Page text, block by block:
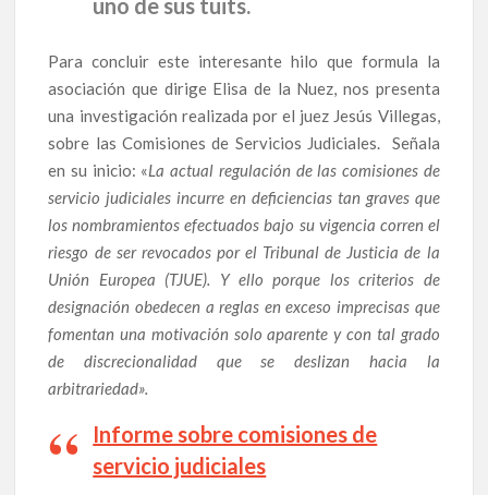
uno de sus tuits.
Para concluir este interesante hilo que formula la
asociación que dirige Elisa de la Nuez, nos presenta
una investigación realizada por el juez Jesús Villegas,
sobre las Comisiones de Servicios Judiciales. Señala
en su inicio: «La actual regulación de las comisiones de
servicio judiciales incurre en deficiencias tan graves que
los nombramientos efectuados bajo su vigencia corren el
riesgo de ser revocados por el Tribunal de Justicia de la
Unión Europea (TJUE). Y ello porque los criterios de
designación obedecen a reglas en exceso imprecisas que
fomentan una motivación solo aparente y con tal grado
de discrecionalidad que se deslizan hacia la
arbitrariedad».
Informe sobre comisiones de
servicio judiciales